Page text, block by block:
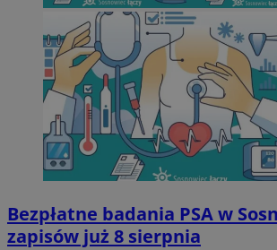
Bezpłatne badania PSA w
zapisów już 8 sierpnia